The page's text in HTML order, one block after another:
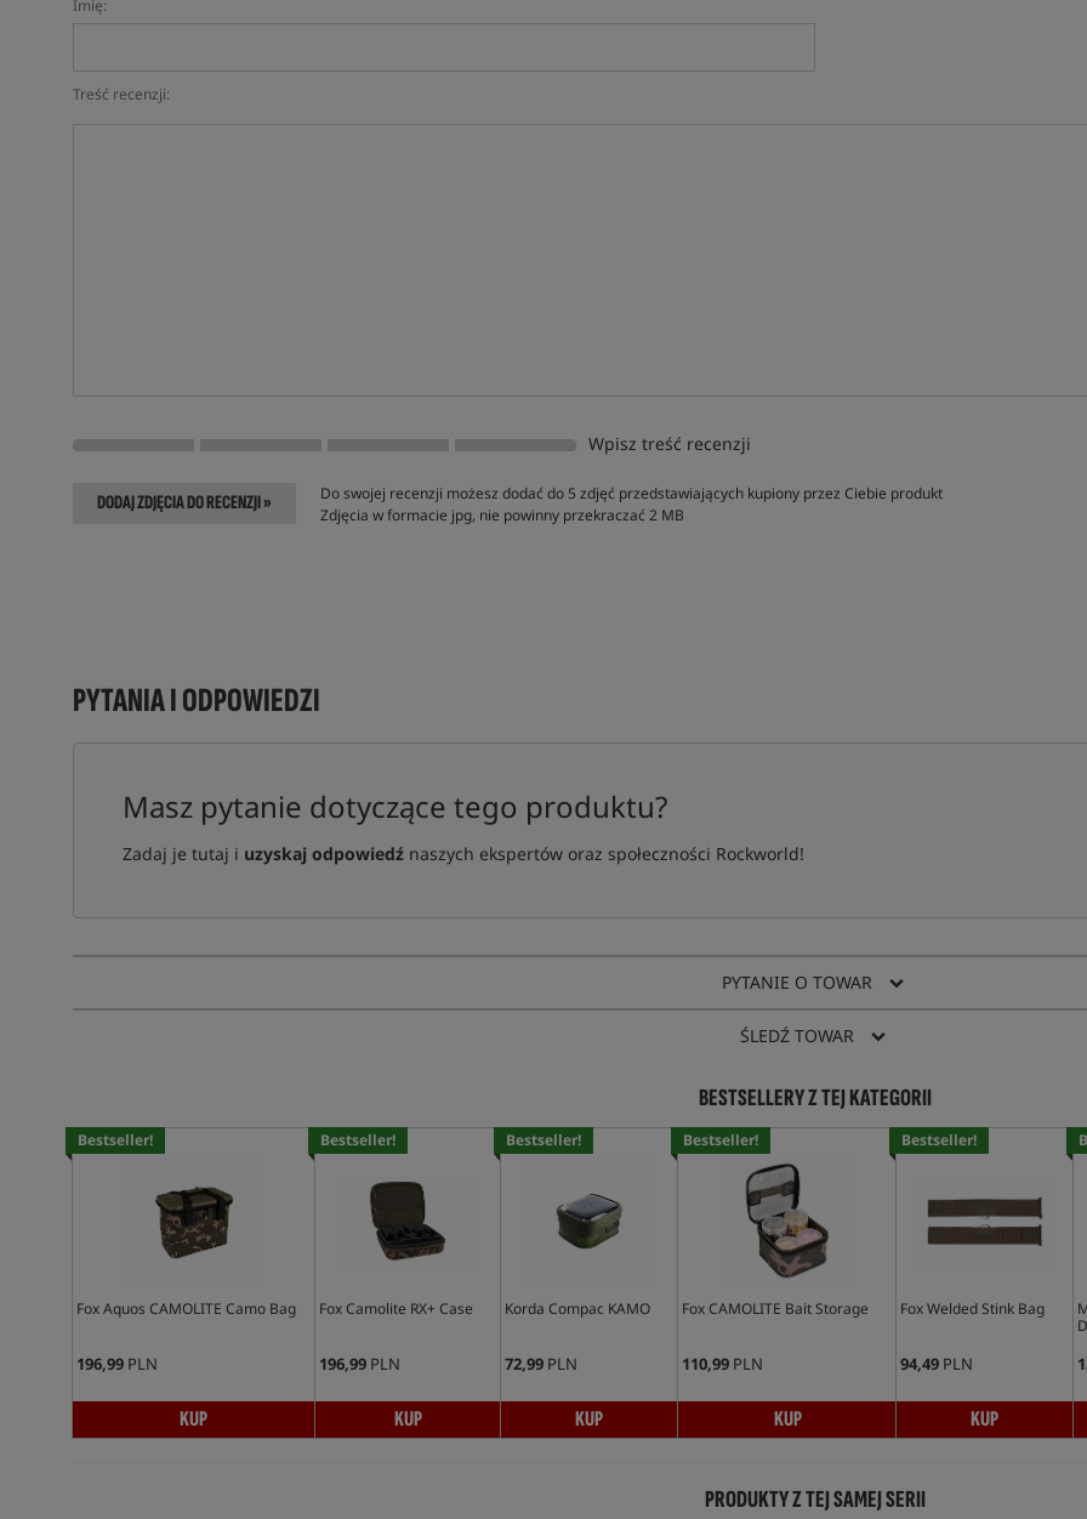
Imię:
Treść recenzji:
Wpisz treść recenzji
DODAJ ZDJĘCIA DO RECENZJI »
Do swojej recenzji możesz dodać do 5 zdjęć przedstawiających kupiony przez Ciebie produkt
Zdjęcia w formacie jpg, nie powinny przekraczać 2 MB
PYTANIA I ODPOWIEDZI
Masz pytanie dotyczące tego produktu?
Zadaj je tutaj i uzyskaj odpowiedźnaszych ekspertów oraz społeczności Rockworld!
PYTANIE O TOWAR
ŚLEDŹ TOWAR
BESTSELLERY Z TEJ KATEGORII
Bestseller!
Fox Aquos CAMOLITE Camo Bag
196,99PLN
KUP
Bestseller!
Fox Camolite RX+ Case
196,99PLN
KUP
Bestseller!
Korda Compac KAMO
72,99PLN
KUP
Bestseller!
Fox CAMOLITE Bait Storage
110,99 PLN
KUP
Bestseller!
Fox Welded Stink Bag
94,49 PLN
KUP
PRODUKTY Z TEJ SAMEJ SERII